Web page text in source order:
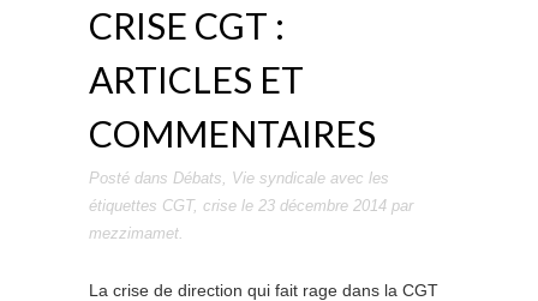
CRISE CGT :
ARTICLES ET
COMMENTAIRES
Posté dans Débats, Vie syndicale avec les
étiquettes CGT, crise le 23 décembre 2014 par
mezzimamet.
La crise de direction qui fait rage dans la CGT